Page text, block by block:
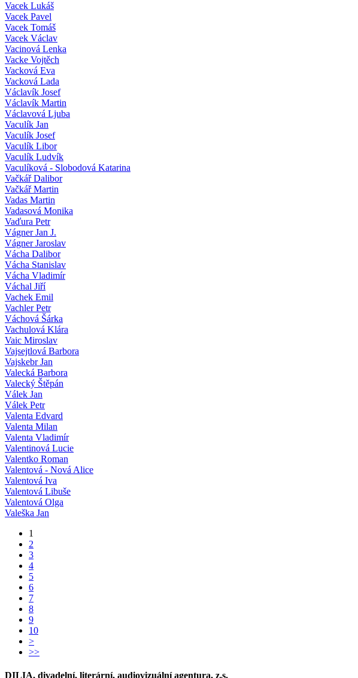
Vacek Lukáš
Vacek Pavel
Vacek Tomáš
Vacek Václav
Vacinová Lenka
Vacke Vojtěch
Vacková Eva
Vacková Lada
Václavík Josef
Václavík Martin
Václavová Ljuba
Vaculík Jan
Vaculík Josef
Vaculík Libor
Vaculík Ludvík
Vaculíková - Slobodová Katarina
Vačkář Dalibor
Vačkář Martin
Vadas Martin
Vadasová Monika
Vaďura Petr
Vágner Jan J.
Vágner Jaroslav
Vácha Dalibor
Vácha Stanislav
Vácha Vladimír
Váchal Jiří
Vachek Emil
Vachler Petr
Váchová Šárka
Vachulová Klára
Vaic Miroslav
Vajsejtlová Barbora
Vajskebr Jan
Valecká Barbora
Valecký Štěpán
Válek Jan
Válek Petr
Valenta Edvard
Valenta Milan
Valenta Vladimír
Valentinová Lucie
Valentko Roman
Valentová - Nová Alice
Valentová Iva
Valentová Libuše
Valentová Olga
Valeška Jan
1
2
3
4
5
6
7
8
9
10
>
>>
DILIA, divadelní, literární, audiovizuální agentura, z.s.